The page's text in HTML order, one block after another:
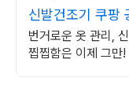
신발건조기 쿠팡
번거로운 옷 관리,
찝찝함은 이제 그만